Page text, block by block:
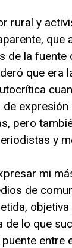
rural y
que
de la fuente
que era
de
pero
y
mi
de
de lo que
entre